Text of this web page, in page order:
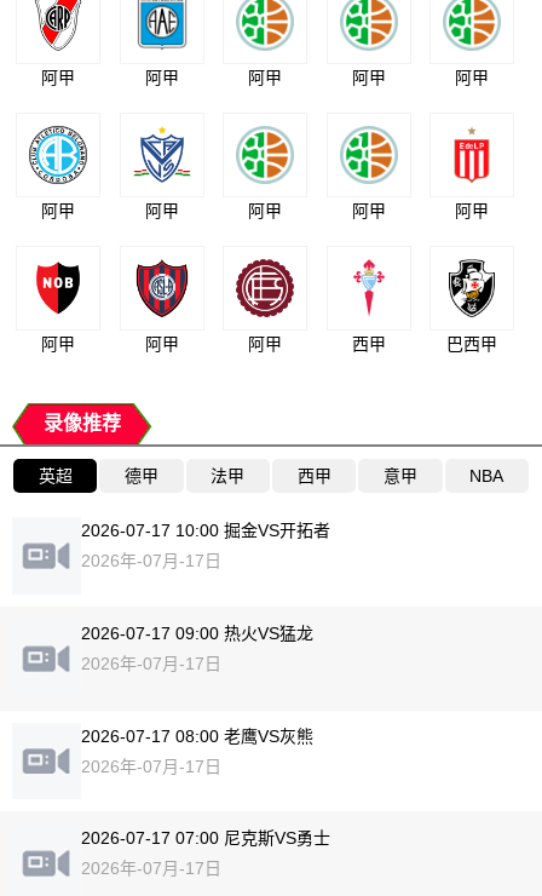
阿甲 阿甲 阿甲 阿甲 阿甲
阿甲 阿甲 阿甲 阿甲 阿甲
阿甲 阿甲 阿甲 西甲 巴西甲
录像推荐
英超 德甲 法甲 西甲 意甲 NBA
2026-07-17 10:00 掘金VS开拓者
2026年-07月-17日
2026-07-17 09:00 热火VS猛龙
2026年-07月-17日
2026-07-17 08:00 老鹰VS灰熊
2026年-07月-17日
2026-07-17 07:00 尼克斯VS勇士
2026年-07月-17日